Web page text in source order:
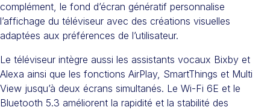
complément, le fond d’écran génératif personnalise
l’affichage du téléviseur avec des créations visuelles
adaptées aux préférences de l’utilisateur.
Le téléviseur intègre aussi les assistants vocaux Bixby et
Alexa ainsi que les fonctions AirPlay, SmartThings et Multi
View jusqu’à deux écrans simultanés. Le Wi-Fi 6E et le
Bluetooth 5.3 améliorent la rapidité et la stabilité des